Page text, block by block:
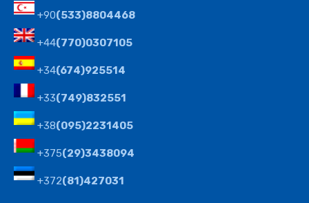
+90(533)8804468
+44(770)0307105
+34(674)925514
+33(749)832551
+38(095)2231405
+375(29)3438094
+372(81)427031